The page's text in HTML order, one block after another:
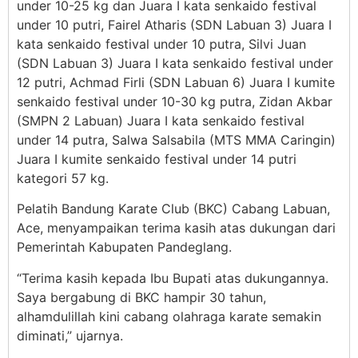
under 10-25 kg dan Juara I kata senkaido festival
under 10 putri, Fairel Atharis (SDN Labuan 3) Juara I
kata senkaido festival under 10 putra, Silvi Juan
(SDN Labuan 3) Juara I kata senkaido festival under
12 putri, Achmad Firli (SDN Labuan 6) Juara I kumite
senkaido festival under 10-30 kg putra, Zidan Akbar
(SMPN 2 Labuan) Juara I kata senkaido festival
under 14 putra, Salwa Salsabila (MTS MMA Caringin)
Juara I kumite senkaido festival under 14 putri
kategori 57 kg.
Pelatih Bandung Karate Club (BKC) Cabang Labuan,
Ace, menyampaikan terima kasih atas dukungan dari
Pemerintah Kabupaten Pandeglang.
“Terima kasih kepada Ibu Bupati atas dukungannya.
Saya bergabung di BKC hampir 30 tahun,
alhamdulillah kini cabang olahraga karate semakin
diminati,” ujarnya.